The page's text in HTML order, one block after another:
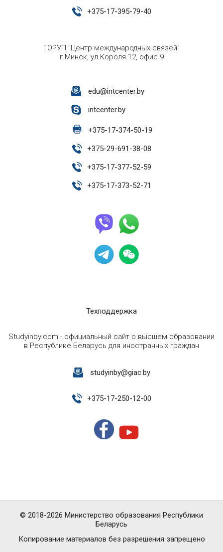
+375-17-395-79-40
ГОРУП "Центр международных связей"
г.Минск, ул.Короля 12, офис 9
edu@intcenter.by
intcenter.by
+375-17-374-50-19
+375-29-691-38-08
+375-17-377-52-59
+375-17-373-52-71
Техподдержка
Studyinby.com - официальный сайт о высшем образовании
в Республике Беларусь для иностранных граждан
studyinby@giac.by
+375-17-250-12-00
Копирование материалов без разрешения запрещено
© 2018-2026 Министерство образования Республики
Беларусь